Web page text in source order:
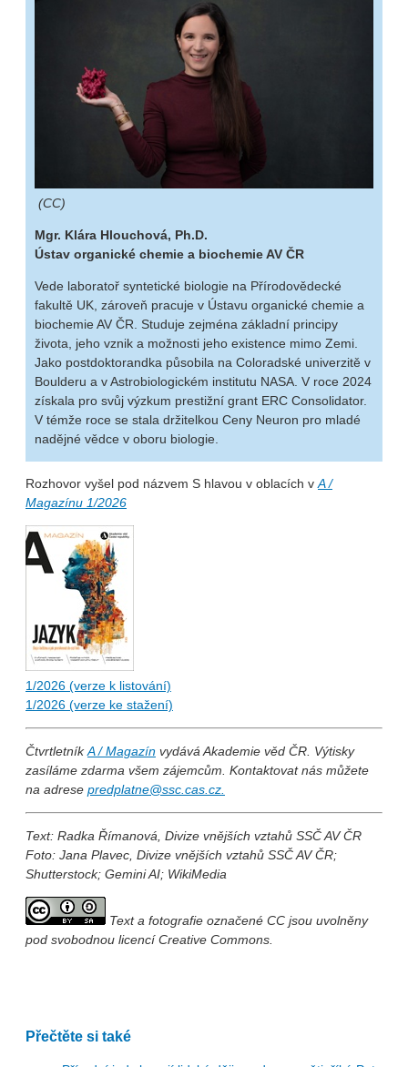
(CC)
Mgr. Klára Hlouchová, Ph.D.
Ústav organické chemie a biochemie AV ČR
Vede laboratoř syntetické biologie na Přírodovědecké
fakultě UK, zároveň pracuje v Ústavu organické chemie a
biochemie AV ČR. Studuje zejména základní principy
života, jeho vznik a možnosti jeho existence mimo Zemi.
Jako postdoktorandka působila na Coloradské univerzitě v
Boulderu a v Astrobiologickém institutu NASA. V roce 2024
získala pro svůj výzkum prestižní grant ERC Consolidator.
V témže roce se stala držitelkou Ceny Neuron pro mladé
nadějné vědce v oboru biologie.
Rozhovor vyšel pod názvem S hlavou v oblacích v A /
Magazínu 1/2026
1/2026 (verze k listování)
1/2026 (verze ke stažení)
ČtvrtletníkA / Magazín vydává Akademie věd ČR. Výtisky
zasíláme zdarma všem zájemcům. Kontaktovat nás můžete
na adrese predplatne@ssc.cas.cz
Text: Radka Římanová, Divize vnějších vztahů SSČ AV ČR
Foto: Jana Plavec, Divize vnějších vztahů SSČ AV ČR;
Shutterstock; Gemini AI; WikiMedia
Text a fotografie označené CC jsou uvolněny
pod svobodnou licencí Creative Commons.
Přečtěte si také